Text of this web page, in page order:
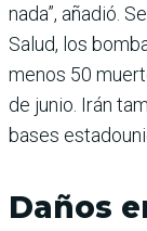
nada”, añadió.
Salud, los
menos 50
de junio. Irán
bases
Daños